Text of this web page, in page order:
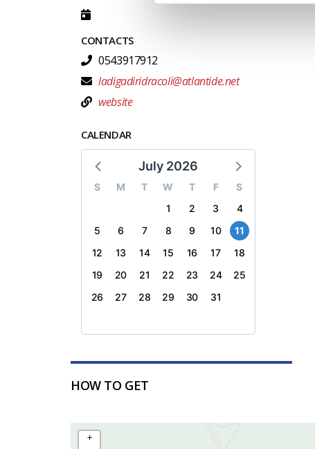
CONTACTS
0543917912
ladigadiridracoli@atlantide.net
website
CALENDAR
July 2026
S M T W T F
S
1
2 3
4
5
6 7 8 9 10
11
12
13 14 15 16 17
18
19
20 21 22 23 24
25
26
27 28 29 30 31
HOW TO GET
+